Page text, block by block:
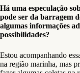
Há uma especulação
pode ser da barragem
algumas informações
possibilidades?
Estou acompanhando
na região marinha, mas